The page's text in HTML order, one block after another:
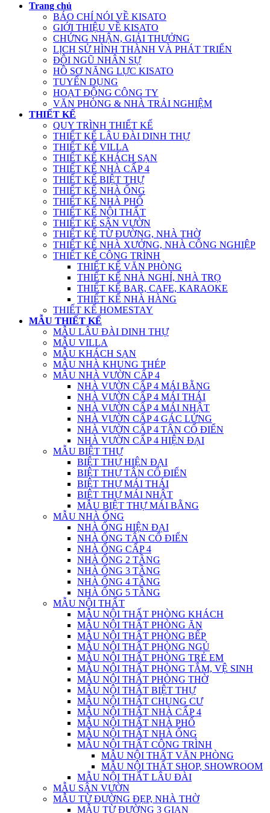
Trang chủ
BÁO CHÍ NÓI VỀ KISATO
GIỚI THIỆU VỀ KISATO
CHỨNG NHẬN, GIẢI THƯỞNG
LỊCH SỬ HÌNH THÀNH VÀ PHÁT TRIỂN
ĐỘI NGŨ NHÂN SỰ
HỒ SƠ NĂNG LỰC KISATO
TUYỂN DỤNG
HOẠT ĐỘNG CÔNG TY
VĂN PHÒNG & NHÀ TRẢI NGHIỆM
THIẾT KẾ
QUY TRÌNH THIẾT KẾ
THIẾT KẾ LÂU ĐÀI DINH THỰ
THIẾT KẾ VILLA
THIẾT KẾ KHÁCH SẠN
THIẾT KẾ NHÀ CẤP 4
THIẾT KẾ BIỆT THỰ
THIẾT KẾ NHÀ ỐNG
THIẾT KẾ NHÀ PHỐ
THIẾT KẾ NỘI THẤT
THIẾT KẾ SÂN VƯỜN
THIẾT KẾ TỪ ĐƯỜNG, NHÀ THỜ
THIẾT KẾ NHÀ XƯỞNG, NHÀ CÔNG NGHIỆP
THIẾT KẾ CÔNG TRÌNH
THIẾT KẾ VĂN PHÒNG
THIẾT KẾ NHÀ NGHỈ, NHÀ TRỌ
THIẾT KẾ BAR, CAFE, KARAOKE
THIẾT KẾ NHÀ HÀNG
THIẾT KẾ HOMESTAY
MẪU THIẾT KẾ
MẪU LÂU ĐÀI DINH THỰ
MẪU VILLA
MẪU KHÁCH SẠN
MẪU NHÀ KHUNG THÉP
MẪU NHÀ VƯỜN CẤP 4
NHÀ VƯỜN CẤP 4 MÁI BẰNG
NHÀ VƯỜN CẤP 4 MÁI THÁI
NHÀ VƯỜN CẤP 4 MÁI NHẬT
NHÀ VƯỜN CẤP 4 GÁC LỬNG
NHÀ VƯỜN CẤP 4 TÂN CỔ ĐIỂN
NHÀ VƯỜN CẤP 4 HIỆN ĐẠI
MẪU BIỆT THỰ
BIỆT THỰ HIỆN ĐẠI
BIỆT THỰ TÂN CỔ ĐIỂN
BIỆT THỰ MÁI THÁI
BIỆT THỰ MÁI NHẬT
MẪU BIỆT THỰ MÁI BẰNG
MẪU NHÀ ỐNG
NHÀ ỐNG HIỆN ĐẠI
NHÀ ỐNG TÂN CỔ ĐIỂN
NHÀ ỐNG CẤP 4
NHÀ ỐNG 2 TẦNG
NHÀ ỐNG 3 TẦNG
NHÀ ỐNG 4 TẦNG
NHÀ ỐNG 5 TẦNG
MẪU NỘI THẤT
MẪU NỘI THẤT PHÒNG KHÁCH
MẪU NỘI THẤT PHÒNG ĂN
MẪU NỘI THẤT PHÒNG BẾP
MẪU NỘI THẤT PHÒNG NGỦ
MẪU NỘI THẤT PHÒNG TRẺ EM
MẪU NỘI THẤT PHÒNG TẮM, VỆ SINH
MẪU NỘI THẤT PHÒNG THỜ
MẪU NỘI THẤT BIỆT THỰ
MẪU NỘI THẤT CHUNG CƯ
MẪU NỘI THẤT NHÀ CẤP 4
MẪU NỘI THẤT NHÀ PHỐ
MẪU NỘI THẤT NHÀ ỐNG
MẪU NỘI THẤT CÔNG TRÌNH
MẪU NỘI THẤT VĂN PHÒNG
MẪU NỘI THẤT SHOP, SHOWROOM
MẪU NỘI THẤT LÂU ĐÀI
MẪU SÂN VƯỜN
MẪU TỪ ĐƯỜNG ĐẸP, NHÀ THỜ
MẪU TỪ ĐƯỜNG 3 GIAN